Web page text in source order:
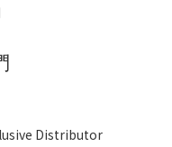
Distributor